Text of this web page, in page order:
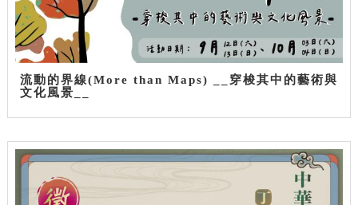
流動的界線(More than Maps) __穿梭其中的藝術與
文化風景__